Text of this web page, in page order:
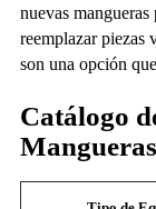
nuevas
reemplazar piezas
son una opción
Catálogo